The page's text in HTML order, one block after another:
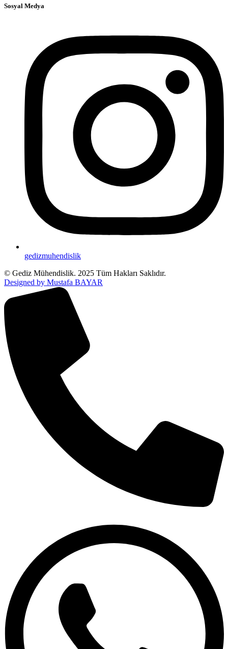
Sosyal Medya
gedizmuhendislik
© Gediz Mühendislik. 2025 Tüm Hakları Saklıdır.
Designed by Mustafa BAYAR